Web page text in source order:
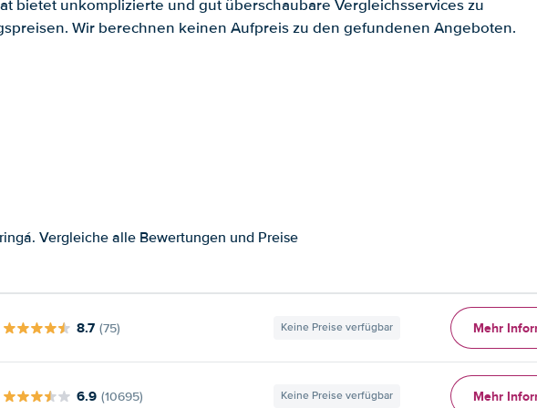
bietet unkomplizierte und gut überschaubare Vergleichsservices zu
Wir berechnen keinen Aufpreis zu den gefundenen Angeboten.
Vergleiche alle Bewertungen und Preise
8.7 (75) Keine Preise verfügbar Mehr
6.9 (10695) Keine Preise verfügbar Mehr